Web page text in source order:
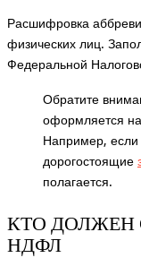
Расшифровка
физических лиц.
Федеральной
Обратите
оформляется
Например, если
дорогостоящие
полагается.
КТО ДОЛЖЕН
НДФЛ